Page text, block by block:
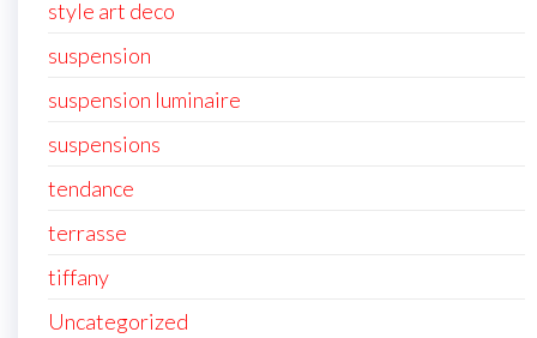
style art deco
suspension
suspension luminaire
suspensions
tendance
terrasse
tiffany
Uncategorized